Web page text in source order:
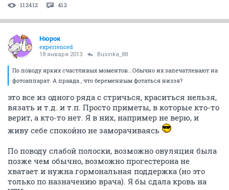
Да нет, 6 тестов-то конечно нет )) У меня только один
такой был, второй на утро показал одну )
ОТВЕТИТЬ
Businka_88
veteran
18 января 2013 Sviti
По поводу ярких счастливых моментов...Обычно их
запечатлевают на фотоаппарат. А правда , что
беременным фотаться низзя?
Sweet_strawberry
18 января 2013 Businka_88